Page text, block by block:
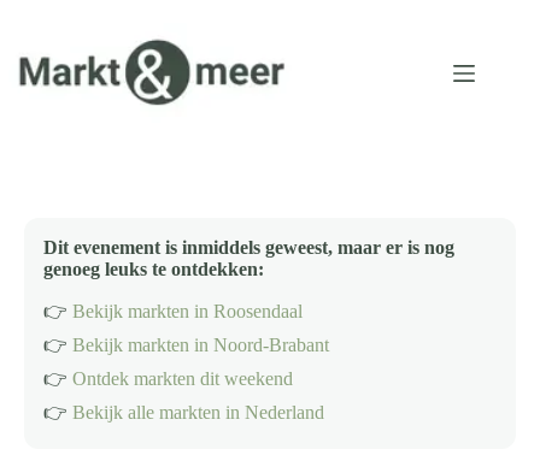
inhoud
Dit evenement is inmiddels geweest, maar er is nog
genoeg leuks te ontdekken:
👉 Bekijk markten in Roosendaal
👉 Bekijk markten in Noord-Brabant
👉 Ontdek markten dit weekend
👉 Bekijk alle markten in Nederland